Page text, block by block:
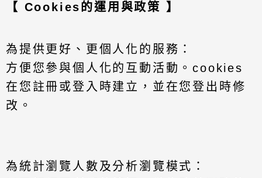
【 Cookies的運用與政策 】
為提供更好、更個人化的服務：
方便您參與個人化的互動活動。cookies
在您註冊或登入時建立，並在您登出時修
改。
為統計瀏覽人數及分析瀏覽模式：